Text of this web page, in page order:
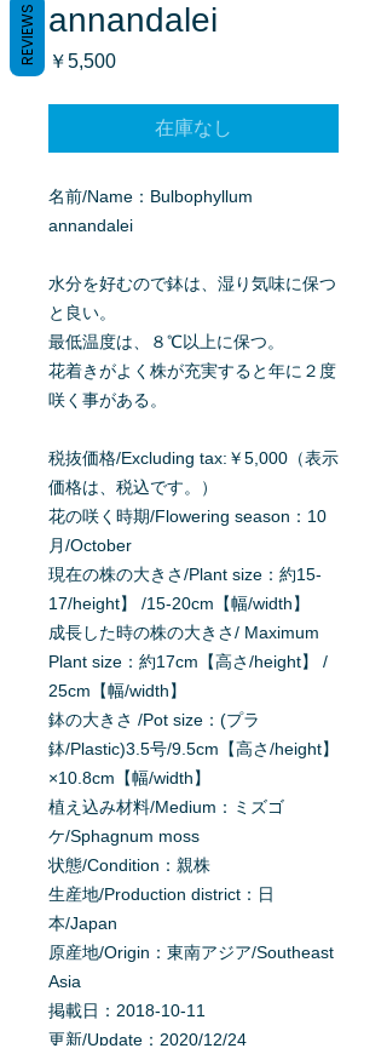
annandalei
￥5,500価
在庫なし
名前/Name：Bulbophyllum
annandalei
水分を好むので鉢は、湿り気味に保つ
と良い。
最低温度は、８℃以上に保つ。
花着きがよく株が充実すると年に２度
咲く事がある。
税抜価格/Excluding tax:￥5,000（表示
価格は、税込です。）
花の咲く時期/Flowering season：10
月/October
現在の株の大きさ/Plant size：約15-
17/height】 /15-20cm【幅/width】
成長した時の株の大きさ/ Maximum
Plant size：約17cm【高さ/height】 /
25cm【幅/width】
鉢の大きさ /Pot size：(プラ
鉢/Plastic)3.5号/9.5cm【高さ/height】
×10.8cm【幅/width】
植え込み材料/Medium：ミズゴ
ケ/Sphagnum moss
状態/Condition：親株
生産地/Production district：日
本/Japan
原産地/Origin：東南アジア/Southeast
Asia
掲載日：2018-10-11
更新/Update：2020/12/24
REVIEWS